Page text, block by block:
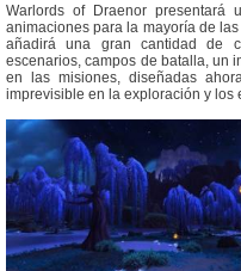
Warlords of Draenor presentará
animaciones para la mayoría de
añadirá una gran cantidad de
escenarios, campos de batalla, un
en las misiones, diseñadas
imprevisible en la exploración y los